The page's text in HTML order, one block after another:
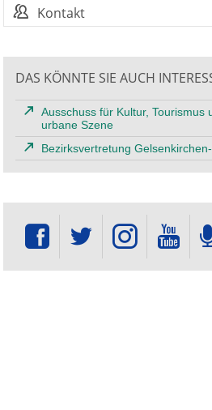
Kontakt
DAS KÖNNTE SIE AUCH
Ausschuss für Kultur, Tourismus
urbane Szene
Bezirksvertretung